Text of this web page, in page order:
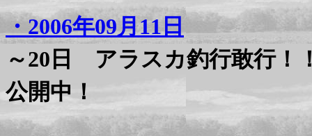
・2006年09月11日
～20日 アラスカ釣行敢行！
公開中！